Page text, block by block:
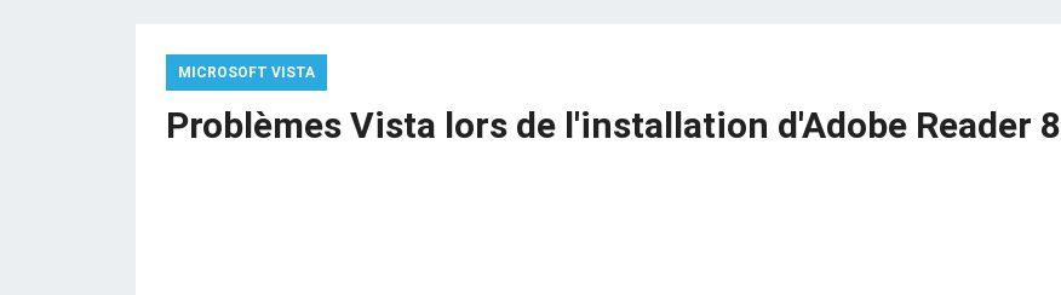
MICROSOFT VISTA
Problèmes Vista lors de l'installation d'Adobe Reader 8